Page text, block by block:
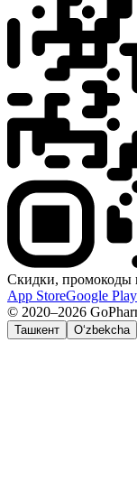
Скидки, промокоды
App StoreGoogle Play
© 2020–2026
Ташкент O‘zbekcha